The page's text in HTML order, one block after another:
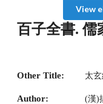
View
百子全書. 儒
Other Title: 太
Author: (漢)